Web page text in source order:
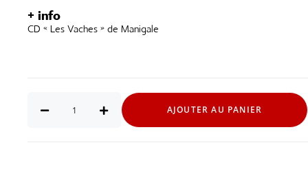
+ info
CD « Les Vaches » de Manigale
AJOUTER AU PANIER